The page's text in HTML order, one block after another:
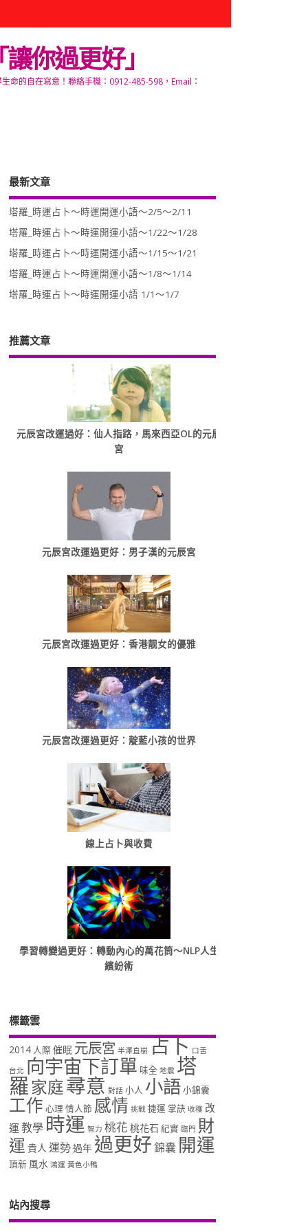
你過更好」
命的自在寫意！聯絡手機：0912-485-598，Email：
最新文章
塔羅_時運占卜～時運開運小語～2/5～2/11
塔羅_時運占卜～時運開運小語～1/22～1/28
塔羅_時運占卜～時運開運小語～1/15～1/21
塔羅_時運占卜～時運開運小語～1/8～1/14
塔羅_時運占卜～時運開運小語 1/1～1/7
推薦文章
元辰宮改運過好：仙人指路，馬來西亞OL的元辰
宮
元辰宮改運過更好：男子漢的元辰宮
元辰宮改運過更好：香港靓女的優雅
元辰宮改運過更好：靛藍小孩的世界
線上占卜與收費
學習轉變過更好：轉動內心的萬花筒～NLP人生
繽紛術
標籤雲
2014 人際 催眠 元辰宮 半澤直樹 占卜 口舌
台北 向宇宙下訂單 味全 地震 塔
羅家庭尋意 對話 小人 小語 小錦囊
工作 心理 情人節 感情 挑戰 捷運 掌訣 收穫 改
運 教學 時運 智力 桃花 桃花石 紀實 臨門 財
運 貴人 運勢過年 過更好錦囊 開運
頂新 風水 鴻運 黃色小鴨
站內搜尋